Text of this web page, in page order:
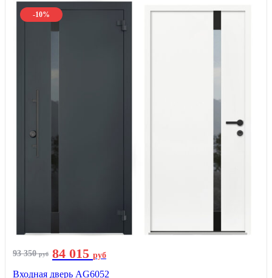
-10%
93 350руб 84 015 руб
Входная дверь AG6052